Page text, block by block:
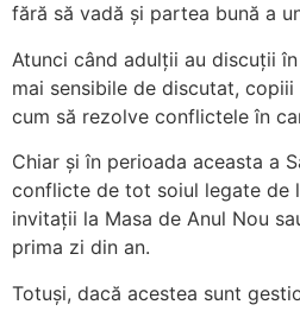
fără să vadă și partea bună a
Atunci când adulții au discuții
mai sensibile de discutat,
cum să rezolve conflictele în
Chiar și în perioada aceasta a
conflicte de tot soiul legate de
invitații la Masa de Anul Nou
prima zi din an.
Totuși, dacă acestea sunt